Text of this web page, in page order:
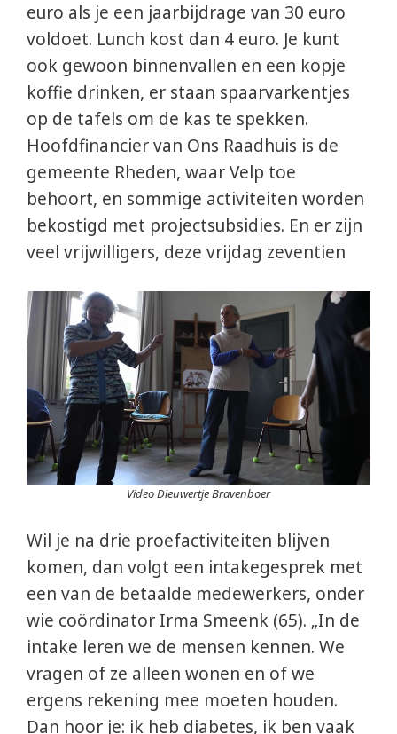
euro als je een jaarbijdrage van 30 euro
voldoet. Lunch kost dan 4 euro. Je kunt
ook gewoon binnenvallen en een kopje
koffie drinken, er staan spaarvarkentjes
op de tafels om de kas te spekken.
Hoofdfinancier van Ons Raadhuis is de
gemeente Rheden, waar Velp toe
behoort, en sommige activiteiten worden
bekostigd met projectsubsidies. En er zijn
veel vrijwilligers, deze vrijdag zeventien
Video Dieuwertje Bravenboer
Wil je na drie proefactiviteiten blijven
komen, dan volgt een intakegesprek met
een van de betaalde medewerkers, onder
wie coördinator Irma Smeenk (65). „In de
intake leren we de mensen kennen. We
vragen of ze alleen wonen en of we
ergens rekening mee moeten houden.
Dan hoor je: ik heb diabetes, ik ben vaak